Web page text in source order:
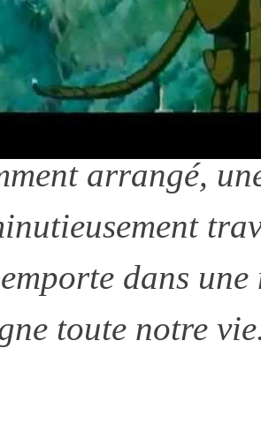
l’animation
production du
chef-d’œuvre
arrangé,
dans
toute notre